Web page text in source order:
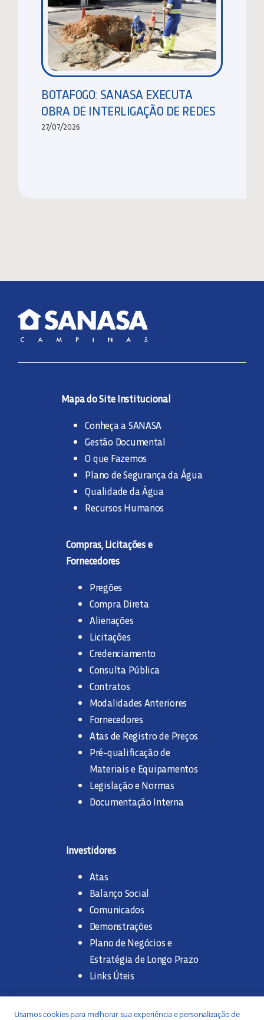
BOTAFOGO: SANASA EXECUTA
OBRA DE INTERLIGAÇÃO DE REDES
27/07/2026
Mapa do Site Institucional
Conheça a SANASA
Gestão Documental
O que Fazemos
Plano de Segurança da Água
Qualidade da Água
Recursos Humanos
Compras, Licitações e
Fornecedores
Pregões
Compra Direta
Alienações
Licitações
Credenciamento
Consulta Pública
Contratos
Modalidades Anteriores
Fornecedores
Atas de Registro de Preços
Pré-qualificação de
Materiais e Equipamentos
Legislação e Normas
Documentação Interna
Investidores
Atas
Balanço Social
Comunicados
Demonstrações
Plano de Negócios e
Estratégia de Longo Prazo
Links Úteis
Trabalhe na SANASA
Usamos cookies para melhorar sua experiência e personalização de